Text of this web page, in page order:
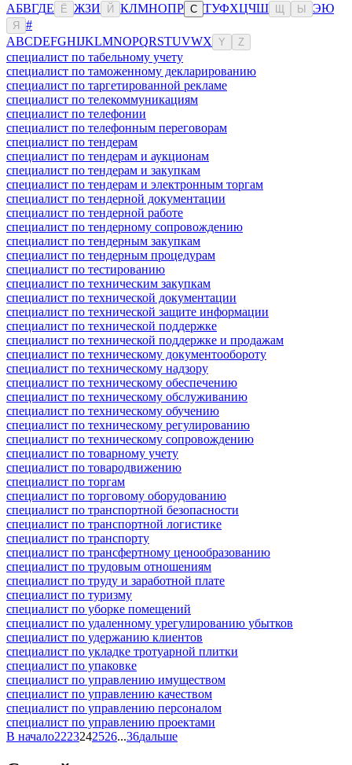
АБВГДЕ Ё ЖЗИ Й КЛМНОПР С ТУФХЦЧШ Ы ЭЮ
Я
#
ABCDEFGHIJKLMNOPQRSTUVWX Y Z
специалист по табельному учету
специалист по таможенному декларированию
специалист по таргетированной рекламе
специалист по телекоммуникациям
специалист по телефонии
специалист по телефонным переговорам
специалист по тендерам
специалист по тендерам и аукционам
специалист по тендерам и закупкам
специалист по тендерам и электронным торгам
специалист по тендерной документации
специалист по тендерной работе
специалист по тендерному сопровождению
специалист по тендерным закупкам
специалист по тендерным процедурам
специалист по тестированию
специалист по техническим закупкам
специалист по технической документации
специалист по технической защите информации
специалист по технической поддержке
специалист по технической поддержке и продажам
специалист по техническому документообороту
специалист по техническому надзору
специалист по техническому обеспечению
специалист по техническому обслуживанию
специалист по техническому обучению
специалист по техническому регулированию
специалист по техническому сопровождению
специалист по товарному учету
специалист по товародвижению
специалист по торгам
специалист по торговому оборудованию
специалист по транспортной безопасности
специалист по транспортной логистике
специалист по транспорту
специалист по трансфертному ценообразованию
специалист по трудовым отношениям
специалист по труду и заработной плате
специалист по туризму
специалист по уборке помещений
специалист по удаленному урегулированию убытков
специалист по удержанию клиентов
специалист по укладке тротуарной плитки
специалист по упаковке
специалист по управлению имуществом
специалист по управлению качеством
специалист по управлению персоналом
специалист по управлению проектами
В начало2223242526...36дальше